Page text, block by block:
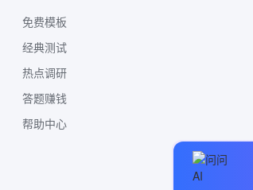
免费模板
经典测试
热点调研
答题赚钱
帮助中心